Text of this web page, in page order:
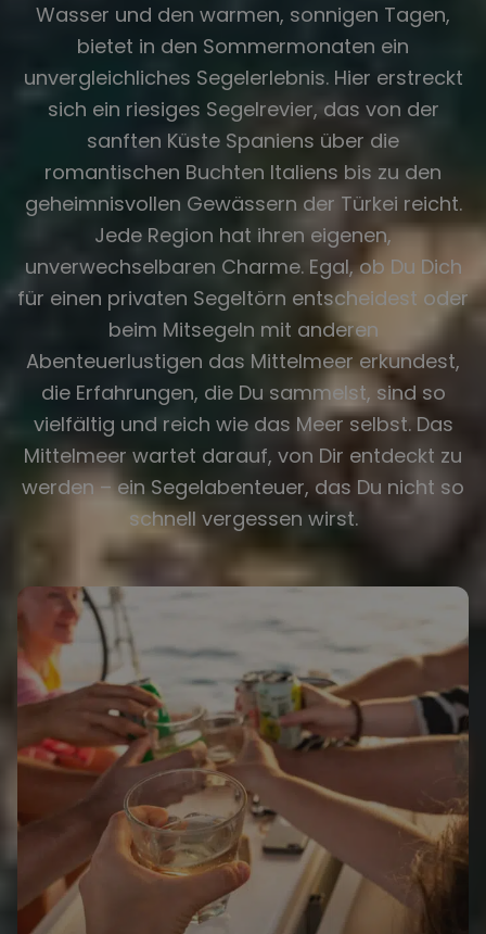
Wasser und den warmen, sonnigen Tagen,
bietet in den Sommermonaten ein
unvergleichliches Segelerlebnis. Hier erstreckt
sich ein riesiges Segelrevier, das von der
sanften Küste Spaniens über die
romantischen Buchten Italiens bis zu den
geheimnisvollen Gewässern der Türkei reicht.
Jede Region hat ihren eigenen,
unverwechselbaren Charme. Egal, ob Du Dich
für einen privaten Segeltörn entscheidest oder
beim Mitsegeln mit anderen
Abenteuerlustigen das Mittelmeer erkundest,
die Erfahrungen, die Du sammelst, sind so
vielfältig und reich wie das Meer selbst. Das
Mittelmeer wartet darauf, von Dir entdeckt zu
werden – ein Segelabenteuer, das Du nicht so
schnell vergessen wirst.